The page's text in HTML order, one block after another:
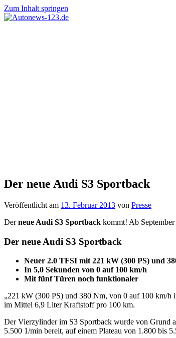
Zum Inhalt springen
Der neue Audi S3 Sportback
Veröffentlicht am 13. Februar 2013 von Presse
Derneue Audi S3 Sportback kommt! Ab
Der neue Audi S3 Sportback
Neuer 2.0 TFSI mit 221 kW (300 PS) und
In 5,0 Sekunden von 0 auf 100 km/h
Mit fünf Türen noch funktionaler
„221 kW (300 PS) und 380 Nm, von 0 auf 100 km/h
im Mittel 6,9 Liter Kraftstoff pro 100 km.
Der Vierzylinder im S3 Sportback wurde von Grund
5.500 1/min bereit, auf einem Plateau von 1.800 bis